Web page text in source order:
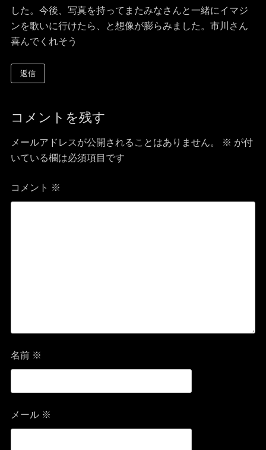
した。今後、写真を持ってまたみなさんと一緒にイマジ
ンを歌いに行けたら、と想像が膨らみました。市川さん
喜んでくれそう
返信
コメントを残す
メールアドレスが公開されることはありません。 ※ が付
いている欄は必須項目です
コメント ※
名前 ※
メール ※